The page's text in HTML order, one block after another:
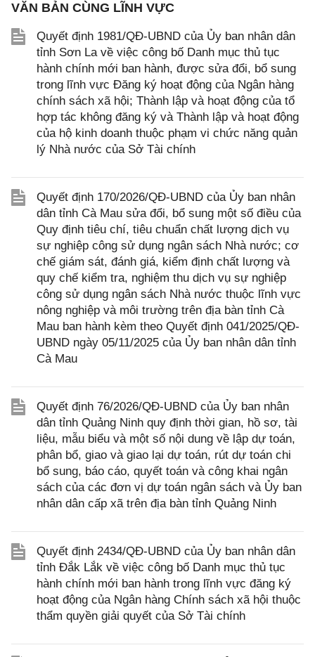
VĂN BẢN CÙNG LĨNH VỰC
Quyết định 1981/QĐ-UBND của Ủy ban nhân dân
tỉnh Sơn La về việc công bố Danh mục thủ tục
hành chính mới ban hành, được sửa đổi, bổ sung
trong lĩnh vực Đăng ký hoạt động của Ngân hàng
chính sách xã hội; Thành lập và hoạt động của tổ
hợp tác không đăng ký và Thành lập và hoạt động
của hộ kinh doanh thuộc phạm vi chức năng quản
lý Nhà nước của Sở Tài chính
Quyết định 170/2026/QĐ-UBND của Ủy ban nhân
dân tỉnh Cà Mau sửa đổi, bổ sung một số điều của
Quy định tiêu chí, tiêu chuẩn chất lượng dịch vụ
sự nghiệp công sử dụng ngân sách Nhà nước; cơ
chế giám sát, đánh giá, kiểm định chất lượng và
quy chế kiểm tra, nghiệm thu dịch vụ sự nghiệp
công sử dụng ngân sách Nhà nước thuộc lĩnh vực
nông nghiệp và môi trường trên địa bàn tỉnh Cà
Mau ban hành kèm theo Quyết định 041/2025/QĐ-
UBND ngày 05/11/2025 của Ủy ban nhân dân tỉnh
Cà Mau
Quyết định 76/2026/QĐ-UBND của Ủy ban nhân
dân tỉnh Quảng Ninh quy định thời gian, hồ sơ, tài
liệu, mẫu biểu và một số nội dung về lập dự toán,
phân bổ, giao và giao lại dự toán, rút dự toán chi
bổ sung, báo cáo, quyết toán và công khai ngân
sách của các đơn vị dự toán ngân sách và Ủy ban
nhân dân cấp xã trên địa bàn tỉnh Quảng Ninh
Quyết định 2434/QĐ-UBND của Ủy ban nhân dân
tỉnh Đắk Lắk về việc công bố Danh mục thủ tục
hành chính mới ban hành trong lĩnh vực đăng ký
hoạt động của Ngân hàng Chính sách xã hội thuộc
thẩm quyền giải quyết của Sở Tài chính